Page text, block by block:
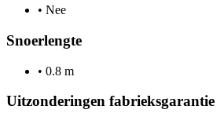
• Nee
Snoerlengte
• 0.8 m
Uitzonderingen fabrieksgarantie